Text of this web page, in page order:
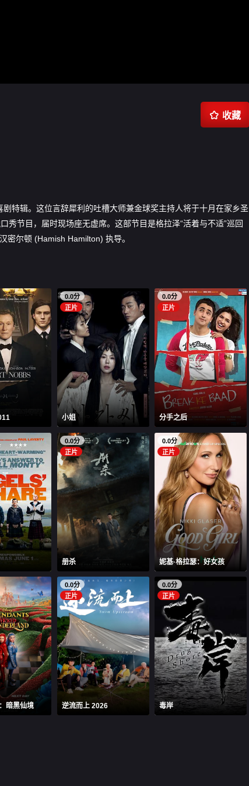
 收藏
特辑。这位言辞犀利的吐槽大师兼金球奖主持人将于十月在家乡圣
节目，届时现场座无虚席。这部节目是格拉泽“活着与不适”巡回
密尔顿 (Hamish Hamilton) 执导。
0.0分
正片
小姐
0.0分
正片
分手之后
0.0分
正片
册杀
0.0分
正片
妮基·格拉瑟：好女孩
暗黑仙境
0.0分
正片
逆流而上 2026
0.0分
正片
毒岸